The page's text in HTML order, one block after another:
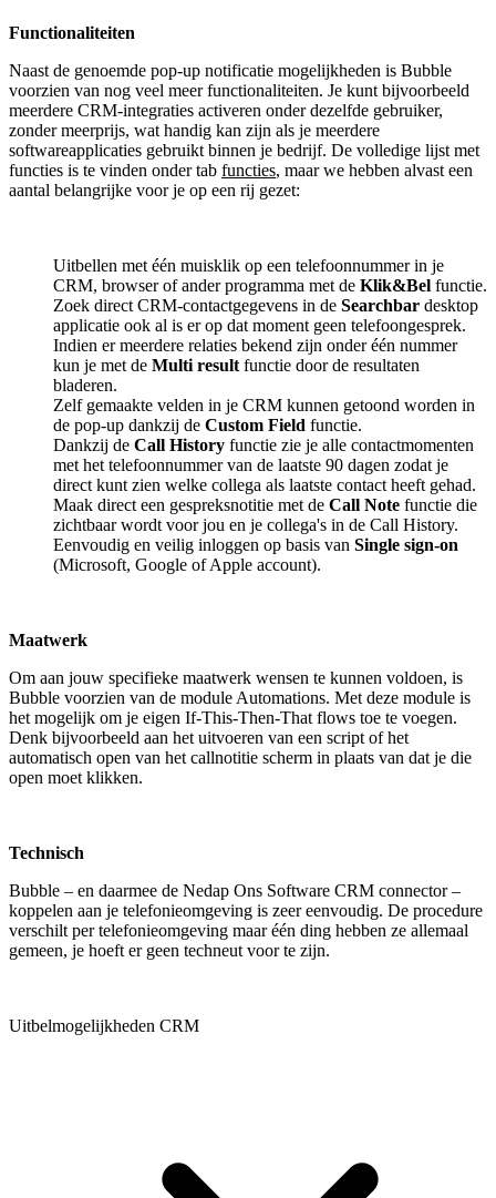
Functionaliteiten
Naast de genoemde pop-up notificatie mogelijkheden is Bubble
voorzien van nog veel meer functionaliteiten. Je kunt bijvoorbeeld
meerdere CRM-integraties activeren onder dezelfde gebruiker,
zonder meerprijs, wat handig kan zijn als je meerdere
softwareapplicaties gebruikt binnen je bedrijf. De volledige lijst met
functies is te vinden onder tab functies, maar we hebben alvast een
aantal belangrijke voor je op een rij gezet:
Uitbellen met één muisklik op een telefoonnummer in je
CRM, browser of ander programma met de Klik&Bel functie.
Zoek direct CRM-contactgegevens in de Searchbar desktop
applicatie ook al is er op dat moment geen telefoongesprek.
Indien er meerdere relaties bekend zijn onder één nummer
kun je met de Multi result functie door de resultaten
bladeren.
Zelf gemaakte velden in je CRM kunnen getoond worden in
de pop-up dankzij de Custom Field functie.
Dankzij de Call History functie zie je alle contactmomenten
met het telefoonnummer van de laatste 90 dagen zodat je
direct kunt zien welke collega als laatste contact heeft gehad.
Maak direct een gespreksnotitie met de Call Note functie die
zichtbaar wordt voor jou en je collega's in de Call History.
Eenvoudig en veilig inloggen op basis van Single sign-on
(Microsoft, Google of Apple account).
Maatwerk
Om aan jouw specifieke maatwerk wensen te kunnen voldoen, is
Bubble voorzien van de module Automations. Met deze module is
het mogelijk om je eigen If-This-Then-That flows toe te voegen.
Denk bijvoorbeeld aan het uitvoeren van een script of het
automatisch open van het callnotitie scherm in plaats van dat je die
open moet klikken.
Technisch
Bubble – en daarmee de Nedap Ons Software CRM connector –
koppelen aan je telefonieomgeving is zeer eenvoudig. De procedure
verschilt per telefonieomgeving maar één ding hebben ze allemaal
gemeen, je hoeft er geen techneut voor te zijn.
Uitbelmogelijkheden CRM